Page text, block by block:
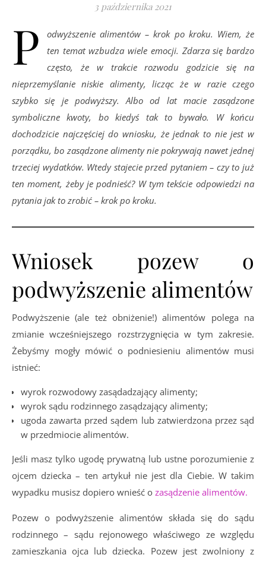
3 października 2021
P
odwyższenie alimentów – krok po kroku. Wiem, że
ten temat wzbudza wiele emocji. Zdarza się bardzo
często, że w trakcie rozwodu godzicie się na
nieprzemyślanie niskie alimenty, licząc że w razie czego
szybko się je podwyższy. Albo od lat macie zasądzone
symboliczne kwoty, bo kiedyś tak to bywało. W końcu
dochodzicie najczęściej do wniosku, że jednak to nie jest w
porządku, bo zasądzone alimenty nie pokrywają nawet jednej
trzeciej wydatków. Wtedy stajecie przed pytaniem – czy to już
ten moment, żeby je podnieść? W tym tekście odpowiedzi na
pytania jak to zrobić – krok po kroku.
Wniosek pozew o
podwyższenie alimentów
Podwyższenie (ale też obniżenie!) alimentów polega na
zmianie wcześniejszego rozstrzygnięcia w tym zakresie.
Żebyśmy mogły mówić o podniesieniu alimentów musi
istnieć:
wyrok rozwodowy zasądadzający alimenty;
wyrok sądu rodzinnego zasądzający alimenty;
ugoda zawarta przed sądem lub zatwierdzona przez sąd
w przedmiocie alimentów.
Jeśli masz tylko ugodę prywatną lub ustne porozumienie z
ojcem dziecka – ten artykuł nie jest dla Ciebie. W takim
wypadku musisz dopiero wnieść o zasądzenie alimentów.
Pozew o podwyższenie alimentów składa się do sądu
rodzinnego – sądu rejonowego właściwego ze względu
zamieszkania ojca lub dziecka. Pozew jest zwolniony z